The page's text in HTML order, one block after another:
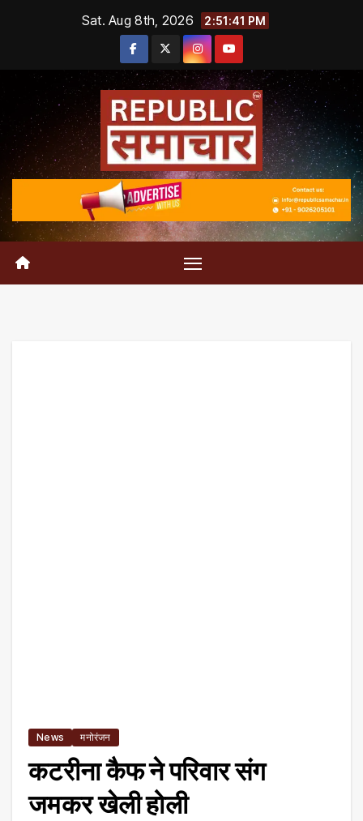
Sat. Aug 8th, 2026 2:51:41 PM
News मनोरंजन
कटरीना कैफ ने परिवार संग
जमकर खेली होली